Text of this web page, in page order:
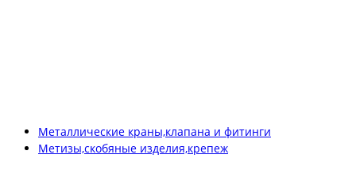
Металлические краны,клапана и фитинги
Метизы,скобяные изделия,крепеж